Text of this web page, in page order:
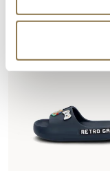
Foder:Syntet
REA